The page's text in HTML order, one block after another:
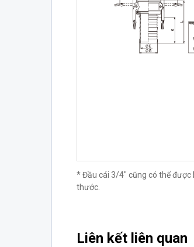
* Đầu cái 3/4" cũng có thể được
thước.
Liên kết liên quan